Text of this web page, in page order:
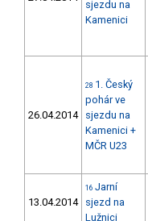
sjezdu na
Kamenici
26.04.2014
28 1. Český
pohár ve
sjezdu na
Kamenici +
MČR U23
13.04.2014
16 Jarní
sjezd na
Lužnici